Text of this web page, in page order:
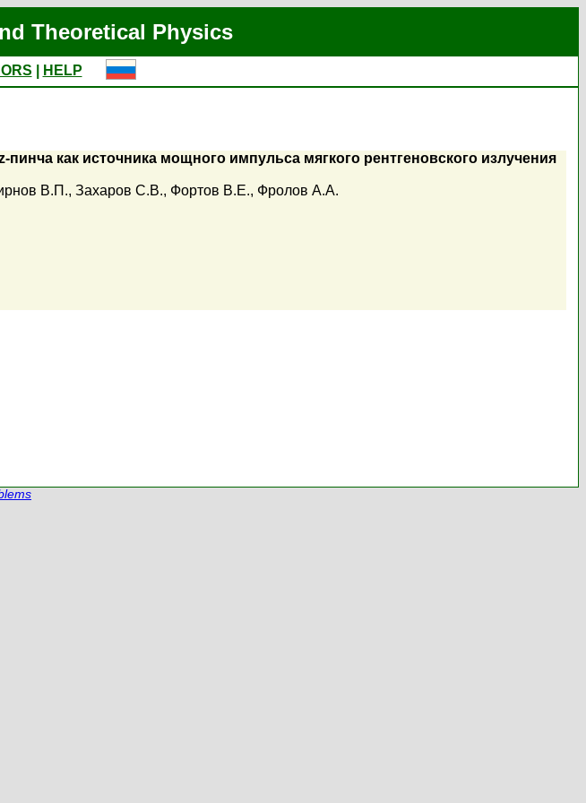
Theoretical Physics
HELP
как источника мощного импульса мягкого рентгеновского излучения
В.П., Захаров С.В., Фортов В.Е., Фролов А.А.